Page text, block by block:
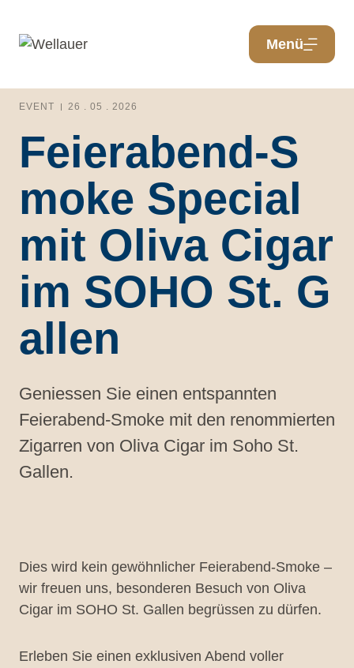
Menü
EVENT 26 . 05 . 2026
Feierabend-S
moke Special
mit Oliva Cigar
im SOHO St. G
allen
Geniessen Sie einen entspannten
Feierabend-Smoke mit den renommierten
Zigarren von Oliva Cigar im Soho St.
Gallen.
Dies wird kein gewöhnlicher Feierabend-Smoke –
wir freuen uns, besonderen Besuch von Oliva
Cigar im SOHO St. Gallen begrüssen zu dürfen.
Erleben Sie einen exklusiven Abend voller